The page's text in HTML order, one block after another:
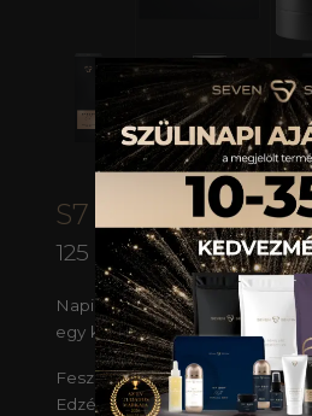
S7 BODY COOL
125 ml
Napi stressz után. Edzés
egy kis lazítás.
Feszülnek az izmaid egy
Edzés után vágysz valamire ami